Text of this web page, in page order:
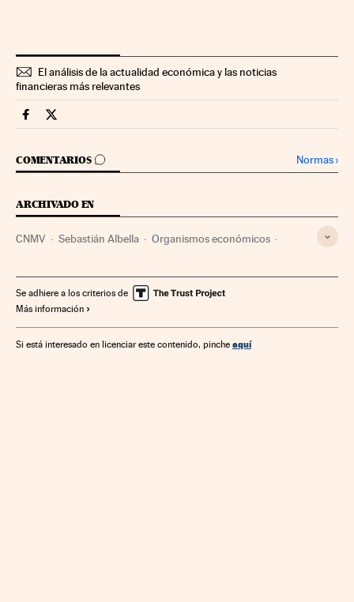
El análisis de la actualidad económica y las noticias
financieras más relevantes
Mercados Financieros Cinco Días en Facebook
Mercados Financieros Cinco Días en Twitter
COMENTARIOS
IR A LOS COMENTARIOS Normas›
ARCHIVADO EN
CNMV Sebastián Albella Organismos económicos
Administración Estado Europa
Relaciones exteriores Finanzas Administración pública
Se adhiere a los criterios de
Más información
Si está interesado en licenciar este contenido, pinche aquí